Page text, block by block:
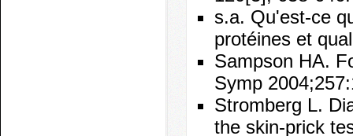
s.a. Qu'est-ce
protéines et
Sampson HA.
Symp
Stromberg L.
the skin-prick